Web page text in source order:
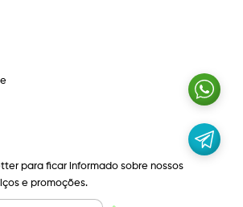
para ficar informado sobre nossos
e promoções.